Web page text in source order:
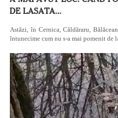
DE LASATA…
Astăzi, în Cernica, Căldăraru,
întunecime cum nu s-a mai pomenit de